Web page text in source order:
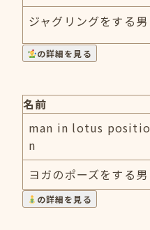
ジャグリングをする男
の詳細を見る
名前
man in lotus positio
n
ヨガのポーズをする男
の詳細を見る